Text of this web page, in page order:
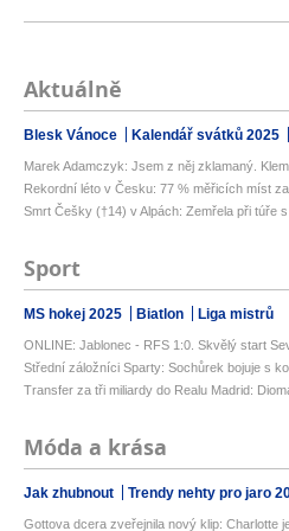
Aktuálně
Blesk Vánoce Kalendář svátků 2025
Marek Adamczyk: Jsem z něj zklamaný.
Rekordní léto v Česku: 77 % měřicích míst
Smrt Češky (†14) v Alpách: Zemřela při túře
Sport
MS hokej 2025 Biatlon Liga mistrů
ONLINE: Jablonec - RFS 1:0. Skvělý start
Střední záložníci Sparty: Sochůrek bojuje s
Transfer za tři miliardy do Realu Madrid:
Móda a krása
Jak zhubnout Trendy nehty pro jaro
Gottova dcera zveřejnila nový klip: Charlotte